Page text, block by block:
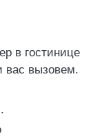
в гостинице
вызовем.